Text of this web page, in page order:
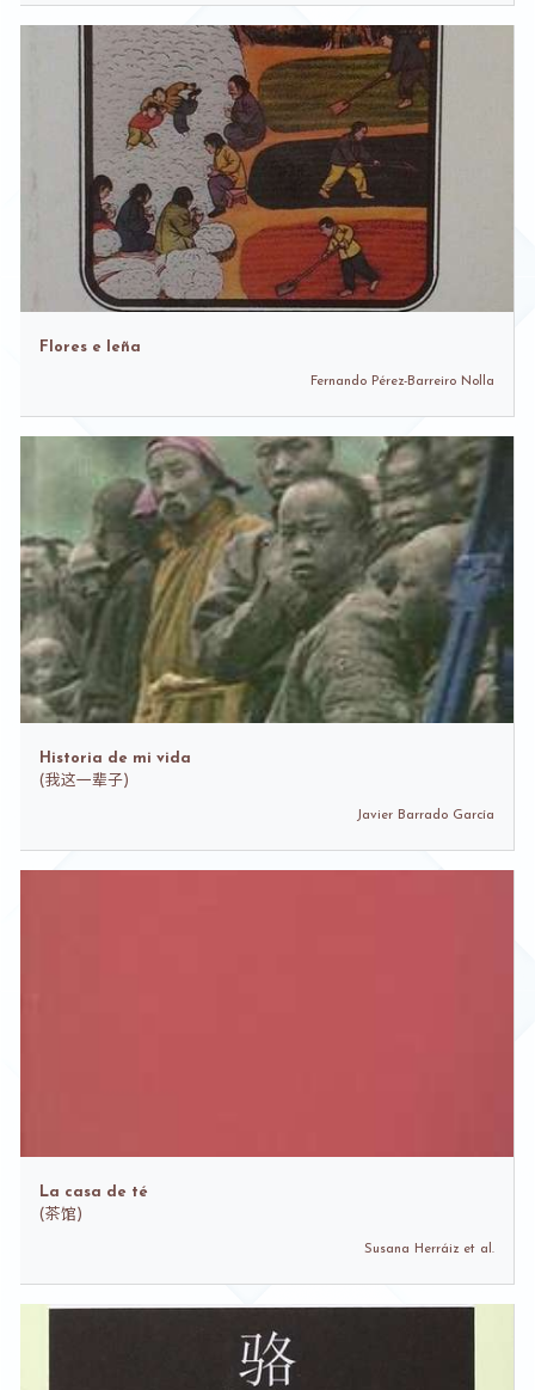
Flores e leña
Fernando Pérez-Barreiro Nolla
Historia de mi vida
(我这一辈子)
Javier Barrado García
La casa de té
(茶馆)
Susana Herráiz et al.